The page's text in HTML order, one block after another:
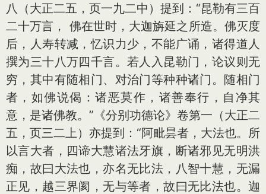
八（大正二五，页一九二中）提到：“昆勒有三百
二十万言， 佛在世时，大迦旃延之所造。佛灭度
后，人寿转减，忆识力少，不能广诵，诸得道人
撰为三十八万四千言。若人入昆勒门，论议则无
穷，其中有随相门、对治门等种种诸门。随相门
者，如佛说偈：诸恶莫作，诸善奉行，自净其
意，是诸佛教。”《分别功德论》卷第一（大正二
五，页三二上）亦提到：“阿毗昙者，大法也。所
以言大者，四谛大慧诸法牙旗，断诸邪见无明洪
痴，故曰大法也，亦名无比法，八智十慧，无漏
正见，越三界阂，无与等者，故曰无比法也。迦